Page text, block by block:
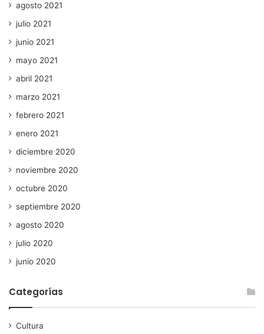
agosto 2021
julio 2021
junio 2021
mayo 2021
abril 2021
marzo 2021
febrero 2021
enero 2021
diciembre 2020
noviembre 2020
octubre 2020
septiembre 2020
agosto 2020
julio 2020
junio 2020
Categorías
Cultura